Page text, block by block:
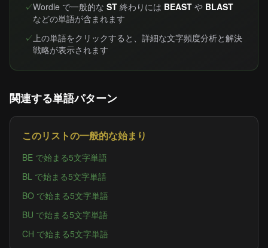
✓Wordle で一般的な ST 終わりには BEAST や BLAST
などの単語が含まれます
✓上の単語をクリックすると、詳細な文字頻度分析と解決
戦略が表示されます
関連する単語パターン
このリストの一般的な始まり
BE で始まる5文字単語
BL で始まる5文字単語
BO で始まる5文字単語
BU で始まる5文字単語
CH で始まる5文字単語